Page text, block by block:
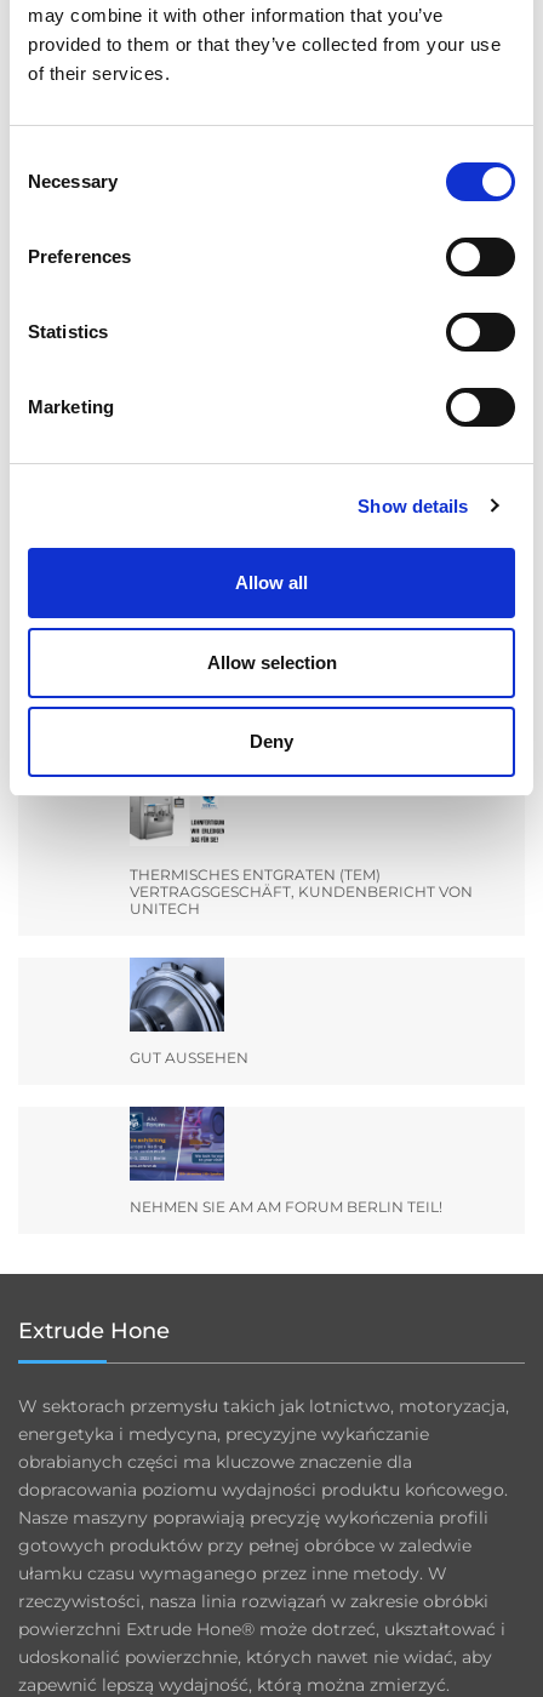
may combine it with other information that you’ve
provided to them or that they’ve collected from your use
of their services.
Selection
Necessary
Preferences
Statistics
Marketing
Show details
Allow all
Allow selection
Deny
Categories
Tags
Abrasive Flow
AKTUALNOŚCI
DEM TEAM VON EXTRUDE HONE INDIA AUF DER
THERMISCHES ENTGRATEN (TEM)
VERTRAGSGESCHÄFT, KUNDENBERICHT VON
UNITECH
GUT AUSSEHEN
NEHMEN SIE AM AM FORUM BERLIN TEIL!
Extrude Hone
W sektorach przemysłu takich jak lotnictwo, motoryzacja,
energetyka i medycyna, precyzyjne wykańczanie
obrabianych części ma kluczowe znaczenie dla
dopracowania poziomu wydajności produktu końcowego.
Nasze maszyny poprawiają precyzję wykończenia profili
gotowych produktów przy pełnej obróbce w zaledwie
ułamku czasu wymaganego przez inne metody. W
rzeczywistości, nasza linia rozwiązań w zakresie obróbki
powierzchni Extrude Hone® może dotrzeć, ukształtować i
udoskonalić powierzchnie, których nawet nie widać, aby
zapewnić lepszą wydajność, którą można zmierzyć.